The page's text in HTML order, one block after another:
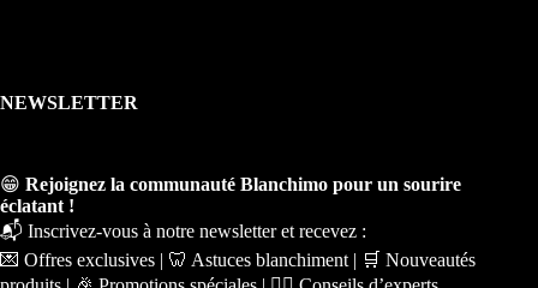
NEWSLETTER
😁 Rejoignez la communauté Blanchimo pour un sourire
éclatant !
📬 Inscrivez-vous à notre newsletter et recevez :
💌 Offres exclusives | 🦷 Astuces blanchiment | 🛒 Nouveautés